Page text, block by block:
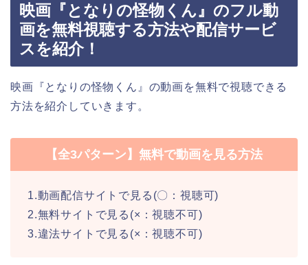
映画『となりの怪物くん』のフル動
画を無料視聴する方法や配信サービ
スを紹介！
映画『となりの怪物くん』の動画を無料で視聴できる
方法を紹介していきます。
【全3パターン】無料で動画を見る方法
1.動画配信サイトで見る(〇：視聴可)
2.無料サイトで見る(×：視聴不可)
3.違法サイトで見る(×：視聴不可)